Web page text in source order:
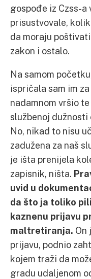
gospođe iz Czss-
prisustvovale,
da moraju
zakon i ostalo.
Na samom
ispričala sam im
nadamnom vršio
službenoj
No, nikad to nisu
zadužena za naš
je išta prenijela
zapisnik, ništa.
uvid u
da što ja toliko
kaznenu prijavu
maltretiranja. On
prijavu, podnio
kojem traži da
gradu udaljenom